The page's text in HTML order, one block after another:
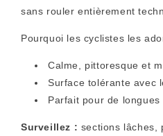
sans rouler entièrement
Pourquoi les cyclistes les
Calme, pittoresque et
Surface tolérante avec
Parfait pour de
Surveillez : sections lâches,